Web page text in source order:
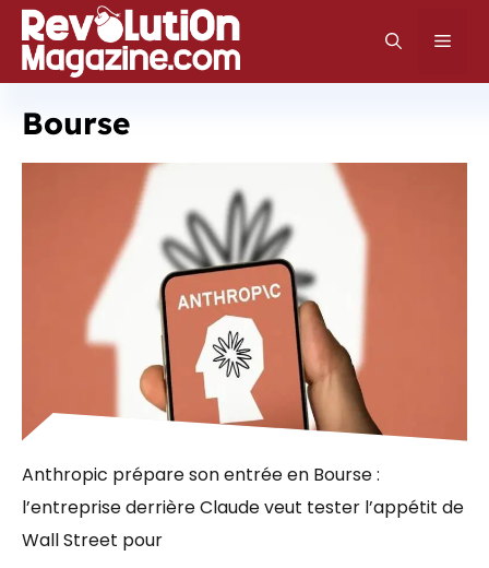
Aller
au
contenu
Bourse
Anthropic prépare son entrée en Bourse :
l’entreprise derrière Claude veut tester l’appétit de
Wall Street pour